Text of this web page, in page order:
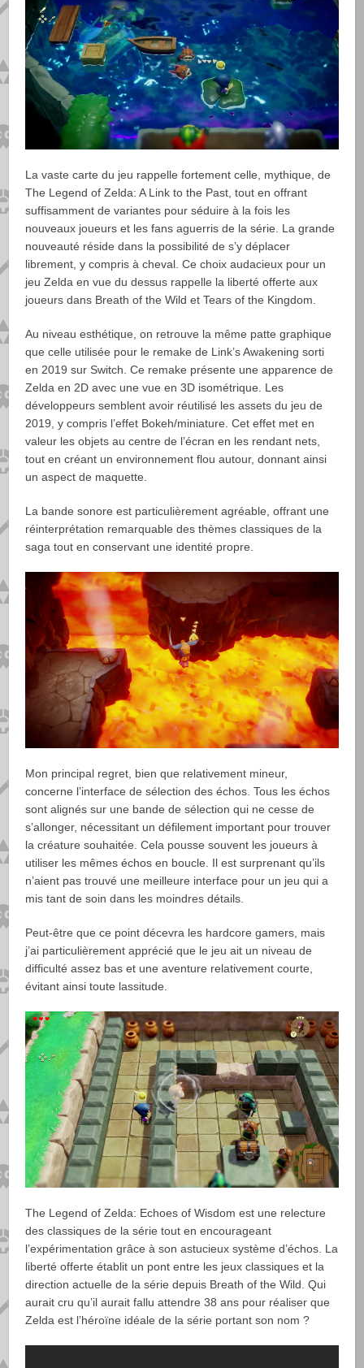
La vaste carte du jeu rappelle fortement celle, mythique, de
The Legend of Zelda: A Link to the Past, tout en offrant
suffisamment de variantes pour séduire à la fois les
nouveaux joueurs et les fans aguerris de la série. La grande
nouveauté réside dans la possibilité de s’y déplacer
librement, y compris à cheval. Ce choix audacieux pour un
jeu Zelda en vue du dessus rappelle la liberté offerte aux
joueurs dans Breath of the Wild et Tears of the Kingdom.
Au niveau esthétique, on retrouve la même patte graphique
que celle utilisée pour le remake de Link’s Awakening sorti
en 2019 sur Switch. Ce remake présente une apparence de
Zelda en 2D avec une vue en 3D isométrique. Les
développeurs semblent avoir réutilisé les assets du jeu de
2019, y compris l’effet Bokeh/miniature. Cet effet met en
valeur les objets au centre de l’écran en les rendant nets,
tout en créant un environnement flou autour, donnant ainsi
un aspect de maquette.
La bande sonore est particulièrement agréable, offrant une
réinterprétation remarquable des thèmes classiques de la
saga tout en conservant une identité propre.
Mon principal regret, bien que relativement mineur,
concerne l’interface de sélection des échos. Tous les échos
sont alignés sur une bande de sélection qui ne cesse de
s’allonger, nécessitant un défilement important pour trouver
la créature souhaitée. Cela pousse souvent les joueurs à
utiliser les mêmes échos en boucle. Il est surprenant qu’ils
n’aient pas trouvé une meilleure interface pour un jeu qui a
mis tant de soin dans les moindres détails.
Peut-être que ce point décevra les hardcore gamers, mais
j’ai particulièrement apprécié que le jeu ait un niveau de
difficulté assez bas et une aventure relativement courte,
évitant ainsi toute lassitude.
The Legend of Zelda: Echoes of Wisdom est une relecture
des classiques de la série tout en encourageant
l’expérimentation grâce à son astucieux système d’échos. La
liberté offerte établit un pont entre les jeux classiques et la
direction actuelle de la série depuis Breath of the Wild. Qui
aurait cru qu’il aurait fallu attendre 38 ans pour réaliser que
Zelda est l’héroïne idéale de la série portant son nom ?